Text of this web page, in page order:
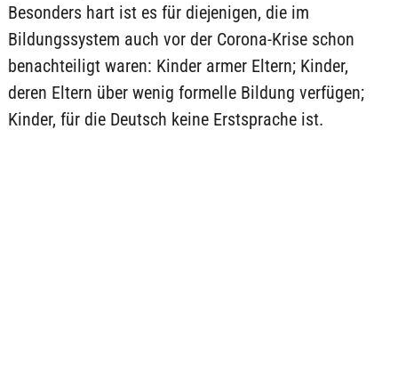
Besonders hart ist es für diejenigen, die im
Bildungssystem auch vor der Corona-Krise schon
benachteiligt waren: Kinder armer Eltern; Kinder,
deren Eltern über wenig formelle Bildung verfügen;
Kinder, für die Deutsch keine Erstsprache ist.